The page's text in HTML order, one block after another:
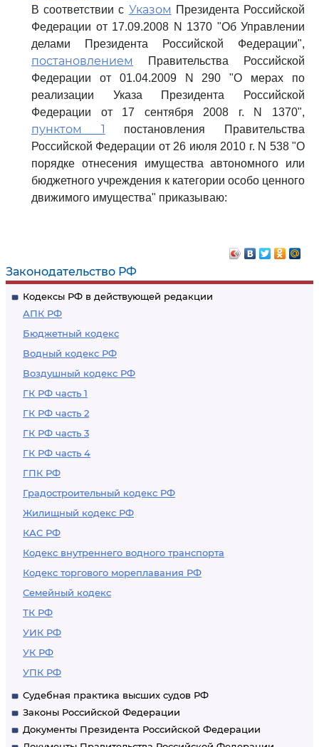
Законодательство РФ
Кодексы РФ в действующей редакции
АПК РФ
Бюджетный кодекс
Водный кодекс РФ
Воздушный кодекс РФ
ГК РФ часть 1
ГК РФ часть 2
ГК РФ часть 3
ГК РФ часть 4
ГПК РФ
Градостроительный кодекс РФ
Жилищный кодекс РФ
КАС РФ
Кодекс внутреннего водного транспорта
Кодекс торгового мореплавания РФ
Семейный кодекс
ТК РФ
УИК РФ
УК РФ
УПК РФ
Судебная практика высших судов РФ
Законы Российской Федерации
Документы Президента Российской Федерации
В соответствии с Указом Президента Российской
Федерации от 17.09.2008 N 1370 "Об Управлении
делами Президента Российской Федерации",
постановлением
Правительства Российской
Федерации от 01.04.2009 N 290 "О мерах по
реализации Указа Президента Российской
Федерации от 17 сентября 2008 г. N 1370",
пунктом 1 постановления Правительства
Российской Федерации от 26 июля 2010 г. N 538 "О
порядке отнесения имущества автономного или
бюджетного учреждения к категории особо ценного
движимого имущества" приказываю: